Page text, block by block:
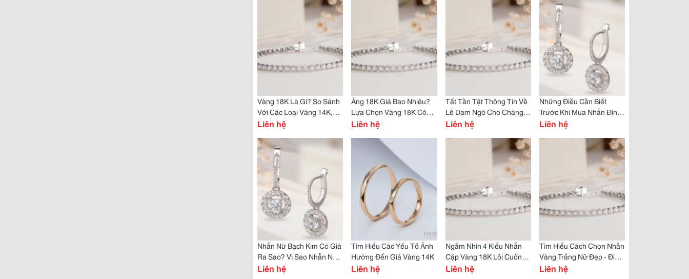
Vàng 18K Là Gì? So Sánh
Với Các Loại Vàng 14K,
24K
Liên hệ
Àng 18K Giá Bao Nhiêu?
Lựa Chọn Vàng 18K Có
Hợp Lý Hay Không?
Liên hệ
Tất Tần Tật Thông Tin Về
Lễ Dạm Ngõ Cho Chàng
Và Nàng
Liên hệ
Những Điều Cần Biết
Trước Khi Mua Nhẫn Đính
Hôn Kim Cương
Liên hệ
Nhẫn Nữ Bạch Kim Có Giá
Ra Sao? Vì Sao Nhẫn Nữ
Bạch Kim Được Ưa
Liên hệ
Tìm Hiểu Các Yếu Tố Ảnh
Hưởng Đến Giá Vàng 14K
Liên hệ
Ngắm Nhìn 4 Kiểu Nhẫn
Cặp Vàng 18K Lôi Cuốn
Cho Người Trẻ Hiện Đại
Liên hệ
Tìm Hiểu Cách Chọn Nhẫn
Vàng Trắng Nữ Đẹp - Điều
Gì Là Quyết Định Hàng
Liên hệ